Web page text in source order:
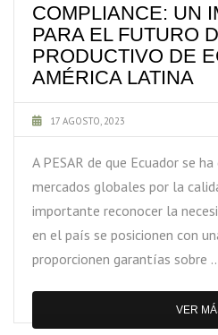
COMPLIANCE: UN
PARA EL FUTURO
PRODUCTIVO DE
AMÉRICA LATINA
17 AGOSTO, 2023
A PESAR de que Ecuador se
mercados globales por la
importante reconocer la
en el país se posicionen con
proporcionen garantías sobre
VER